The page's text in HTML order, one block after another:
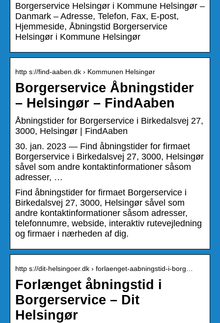
Borgerservice Helsingør i Kommune Helsingør –
Danmark – Adresse, Telefon, Fax, E-post,
Hjemmeside, Åbningstid Borgerservice
Helsingør i Kommune Helsingør
http s://find-aaben.dk › Kommunen Helsingør
Borgerservice Åbningstider
– Helsingør – FindAaben
Åbningstider for Borgerservice i Birkedalsvej 27,
3000, Helsingør | FindAaben
30. jan. 2023 — Find åbningstider for firmaet
Borgerservice i Birkedalsvej 27, 3000, Helsingør
såvel som andre kontaktinformationer såsom
adresser, …
Find åbningstider for firmaet Borgerservice i
Birkedalsvej 27, 3000, Helsingør såvel som
andre kontaktinformationer såsom adresser,
telefonnumre, webside, interaktiv rutevejledning
og firmaer i nærheden af dig.
http s://dit-helsingoer.dk › forlaenget-aabningstid-i-borg…
Forlænget åbningstid i
Borgerservice – Dit
Helsingør